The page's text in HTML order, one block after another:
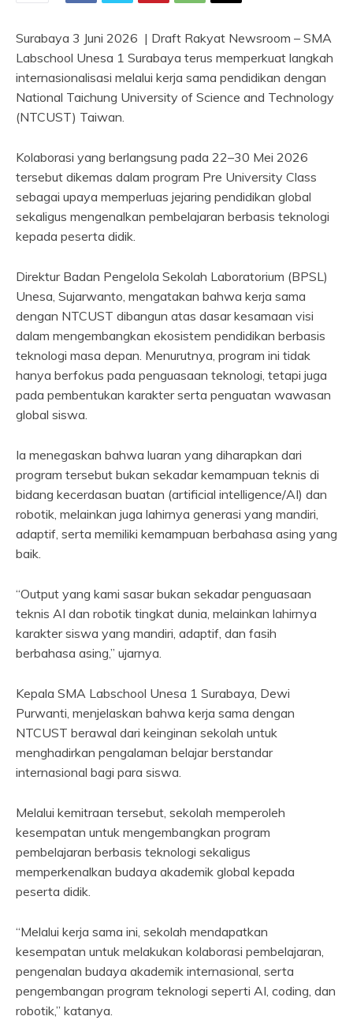
Surabaya 3 Juni 2026 | Draft Rakyat Newsroom – SMA
Labschool Unesa 1 Surabaya terus memperkuat langkah
internasionalisasi melalui kerja sama pendidikan dengan
National Taichung University of Science and Technology
(NTCUST) Taiwan.
Kolaborasi yang berlangsung pada 22–30 Mei 2026
tersebut dikemas dalam program Pre University Class
sebagai upaya memperluas jejaring pendidikan global
sekaligus mengenalkan pembelajaran berbasis teknologi
kepada peserta didik.
Direktur Badan Pengelola Sekolah Laboratorium (BPSL)
Unesa, Sujarwanto, mengatakan bahwa kerja sama
dengan NTCUST dibangun atas dasar kesamaan visi
dalam mengembangkan ekosistem pendidikan berbasis
teknologi masa depan. Menurutnya, program ini tidak
hanya berfokus pada penguasaan teknologi, tetapi juga
pada pembentukan karakter serta penguatan wawasan
global siswa.
Ia menegaskan bahwa luaran yang diharapkan dari
program tersebut bukan sekadar kemampuan teknis di
bidang kecerdasan buatan (artificial intelligence/AI) dan
robotik, melainkan juga lahirnya generasi yang mandiri,
adaptif, serta memiliki kemampuan berbahasa asing yang
baik.
“Output yang kami sasar bukan sekadar penguasaan
teknis AI dan robotik tingkat dunia, melainkan lahirnya
karakter siswa yang mandiri, adaptif, dan fasih
berbahasa asing,” ujarnya.
Kepala SMA Labschool Unesa 1 Surabaya, Dewi
Purwanti, menjelaskan bahwa kerja sama dengan
NTCUST berawal dari keinginan sekolah untuk
menghadirkan pengalaman belajar berstandar
internasional bagi para siswa.
Melalui kemitraan tersebut, sekolah memperoleh
kesempatan untuk mengembangkan program
pembelajaran berbasis teknologi sekaligus
memperkenalkan budaya akademik global kepada
peserta didik.
“Melalui kerja sama ini, sekolah mendapatkan
kesempatan untuk melakukan kolaborasi pembelajaran,
pengenalan budaya akademik internasional, serta
pengembangan program teknologi seperti AI, coding, dan
robotik,” katanya.